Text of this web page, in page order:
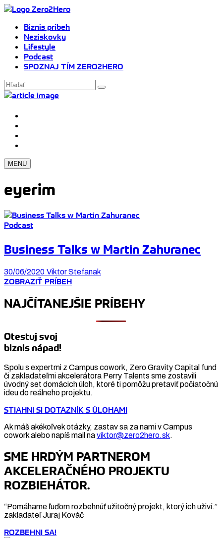
Biznis príbeh
Neziskovky
Lifestyle
Podcast
SPOZNAJ TÍM ZERO2HERO
MENU
eyerim
Podcast
Business Talks w Martin Zahuranec
30/06/2020 Viktor Stefanak
ZOBRAZIŤ PRÍBEH
NAJČÍTANEJŠIE PRÍBEHY
Otestuj svoj
biznis nápad!
Spolu s expertmi z Campus cowork, Zero Gravity Capital fund
či zakladateľmi akcelerátora Perry Talents sme zostavili
úvodný set domácich úloh, ktoré ti pomôžu pretaviť počiatočnú
ideu do reálneho projektu.
STIAHNI SI DOTAZNÍK S ÚLOHAMI
Ak máš akékoľvek otázky, zastav sa za nami v Campus
cowork alebo napíš mail naviktor@zero2hero.sk.
SME HRDÝM PARTNEROM
AKCELERAČNÉHO PROJEKTU
ROZBIEHÁTOR.
“Pomáhame ľuďom rozbehnúť užitočný projekt, ktorý ich uživí.”
zakladateľ Juraj Kováč
ROZBEHNI SA!